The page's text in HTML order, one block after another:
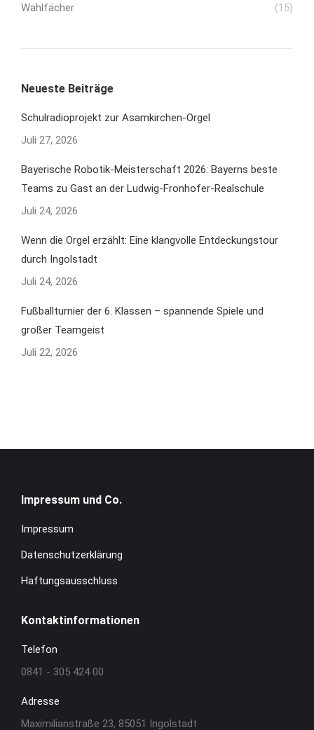
Wahlfächer
(15)
Neueste Beiträge
Schulradioprojekt zur Asamkirchen-Orgel
Juli 27, 2026
Bayerische Robotik-Meisterschaft 2026: Bayerns beste
Teams zu Gast an der Ludwig-Fronhofer-Realschule
Juli 24, 2026
Wenn die Orgel erzählt: Eine klangvolle Entdeckungstour
durch Ingolstadt
Juli 24, 2026
Fußballturnier der 6. Klassen – spannende Spiele und
großer Teamgeist
Juli 22, 2026
Impressum und Co.
Impressum
Datenschutzerklärung
Haftungsausschluss
Kontaktinformationen
Telefon
0841 - 305 424 00
Adresse
Maximilianstraße 23, 85051 Ingolstadt